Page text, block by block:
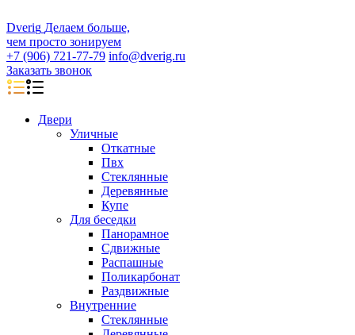
Dverig Делаем больше,
чем просто зонируем
+7 (906) 721-77-79 info@dverig.ru
Заказать звонок
Двери
Уличные
Откатные
Пвх
Стеклянные
Деревянные
Купе
Для беседки
Панорамное
Сдвижные
Распашные
Поликарбонат
Раздвижные
Внутренние
Стеклянные